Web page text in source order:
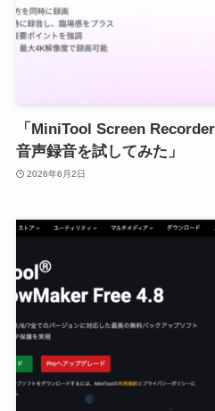
「MiniTool Screen
音声録音を試してみた」
2026年6月2日